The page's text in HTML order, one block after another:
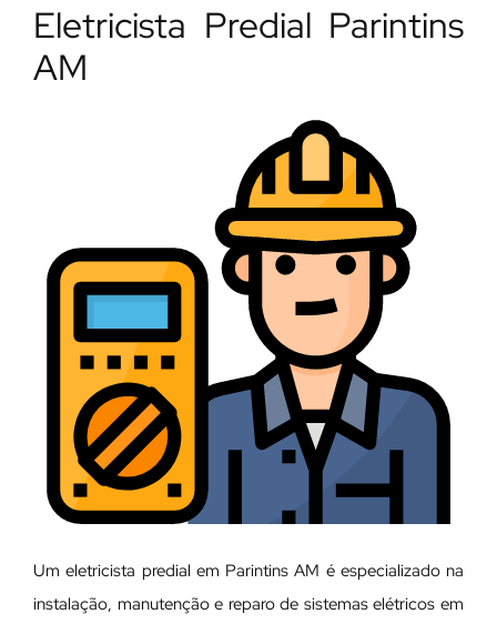
Eletricista Predial Parintins
AM
Um eletricista predial em Parintins AM é especializado na
instalação, manutenção e reparo de sistemas elétricos em